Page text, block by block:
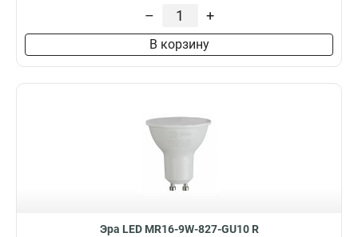
– +
В корзину
Эра LED MR16-9W-827-GU10 R